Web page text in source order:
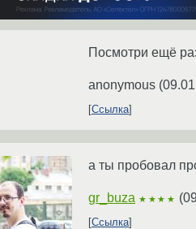
Посмотри ещё
anonymous (
Ссылка
а ты пробовал
gr_buza ★★★★ (
Ссылка